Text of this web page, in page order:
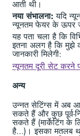
आती थी।
नया संभालना: यदि
न्यूनतम फेयर के ऊपर
यह पता चला है कि
इतना अलग है कि मुझे
जानकारी मिलेगी:
न्यूनतम दूरी सेट
अन्य
उन्नत सेटिंग्स में अब
सकते हैं और कुछ पूर्व-
सकते हैं (मार्केटिंग के
है…)। इसका मतलब